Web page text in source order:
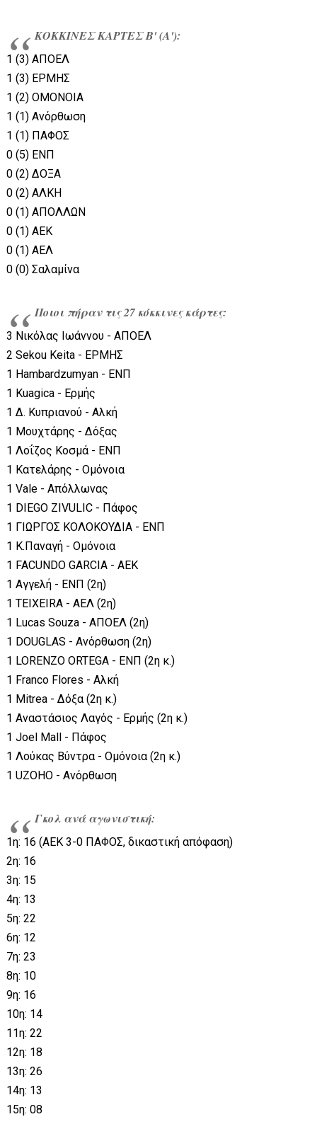
ΚΟΚΚΙΝΕΣ ΚΑΡΤΕΣ Β' (Α'):
1 (3) ΑΠΟΕΛ
1 (3) ΕΡΜΗΣ
1 (2) ΟΜΟΝΟΙΑ
1 (1) Ανόρθωση
1 (1) ΠΑΦΟΣ
0 (5) ΕΝΠ
0 (2) ΔΟΞΑ
0 (2) ΑΛΚΗ
0 (1) ΑΠΟΛΛΩΝ
0 (1) ΑΕΚ
0 (1) ΑΕΛ
0 (0) Σαλαμίνα
Ποιοι πήραν τις 27 κόκκινες κάρτες:
3 Νικόλας Ιωάννου - ΑΠΟΕΛ
2 Sekou Keita - ΕΡΜΗΣ
1 Hambardzumyan - ΕΝΠ
1 Kuagica - Ερμής
1 Δ. Κυπριανού - Αλκή
1 Μουχτάρης - Δόξας
1 Λοΐζος Κοσμά - ΕΝΠ
1 Κατελάρης - Ομόνοια
1 Vale - Απόλλωνας
1 DIEGO ZIVULIC - Πάφος
1 ΓΙΩΡΓΟΣ ΚΟΛΟΚΟΥΔΙΑ - ΕΝΠ
1 Κ.Παναγή - Ομόνοια
1 FACUNDO GARCIA - ΑΕΚ
1 Αγγελή - ΕΝΠ (2η)
1 TEIXEIRA - ΑΕΛ (2η)
1 Lucas Souza - ΑΠΟΕΛ (2η)
1 DOUGLAS - Ανόρθωση (2η)
1 LORENZO ORTEGA - ΕΝΠ (2η κ.)
1 Franco Flores - Αλκή
1 Mitrea - Δόξα (2η κ.)
1 Αναστάσιος Λαγός - Ερμής (2η κ.)
1 Joel Mall - Πάφος
1 Λούκας Βύντρα - Ομόνοια (2η κ.)
1 UZOHO - Ανόρθωση
Γκολ ανά αγωνιστική:
1η: 16 (ΑΕΚ 3-0 ΠΑΦΟΣ, δικαστική απόφαση)
2η: 16
3η: 15
4η: 13
5η: 22
6η: 12
7η: 23
8η: 10
9η: 16
10η: 14
11η: 22
12η: 18
13η: 26
14η: 13
15η: 08